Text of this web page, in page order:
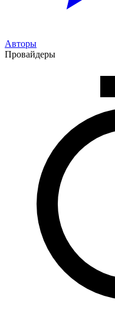
Авторы
Провайдеры